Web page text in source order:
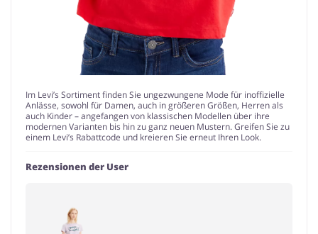
Im Levi’s Sortiment finden Sie ungezwungene Mode für inoffizielle
Anlässe, sowohl für Damen, auch in größeren Größen, Herren als
auch Kinder – angefangen von klassischen Modellen über ihre
modernen Varianten bis hin zu ganz neuen Mustern. Greifen Sie zu
einem Levi’s Rabattcode und kreieren Sie erneut Ihren Look.
Rezensionen der User